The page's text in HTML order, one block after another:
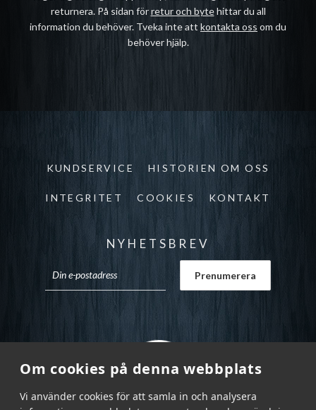
Om cookies på denna webbplats
Vi använder cookies för att samla in och analysera
returnera. På sidan förretur och bytehittar du all
information du behöver. Tveka inte att kontakta oss om du
behöver hjälp.
KUNDSERVICE HISTORIEN OM OSS
INTEGRITET COOKIES KONTAKT
NYHETSBREV